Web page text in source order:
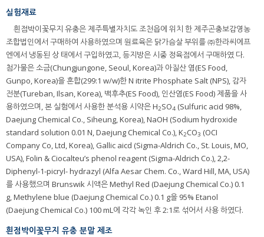
실험재료
흰점박이꽃무지 유충은 제주특별자치도 조천읍에 위치 한 제주곤충보감영농
조합법인에서 구매하여 사용하였으며 원료육은 닭가슴살 부위를 ㈜한라씨에프
엔에서 냉동된 상 태에서 구입하였고, 등지방은 시중 정육점에서 구매하였 다.
첨가물은 소금(Chungjungone, Seoul, Korea)과 아질산 염(ES Food,
Gunpo, Korea)을 혼합(299:1 w/w)한 N itrite Phosphate Salt (NPS), 감자
전분(Tureban, Ilsan, Korea), 백후추(ES Food), 인산염(ES Food) 제품을 사
용하였으며, 본 실험에서 사용한 분석용 시약은 H2SO4 (Sulfuric acid 98%,
Daejung Chemical Co., Siheung, Korea), NaOH (Sodium hydroxide
standard solution 0.01 N, Daejung Chemical Co.), K2CO3 (OCI
Company Co, Ltd, Korea), Gallic aicd (Sigma-Aldrich Co., St. Louis, MO,
USA), Folin & Ciocalteu’s phenol reagent (Sigma-Aldrich Co.), 2,2-
Diphenyl-1-picryl- hydrazyl (Alfa Aesar Chem. Co., Ward Hill, MA, USA)
를 사용했으며 Brunswik 시액은 Methyl Red (Daejung Chemical Co.) 0.1
g, Methylene blue (Daejung Chemical Co.) 0.1 g을 95% Etanol
(Daejung Chemical Co.) 100 mL에 각각 녹인 후 2:1로 섞어서 사용 하였다.
흰점박이꽃무지 유충 분말 제조